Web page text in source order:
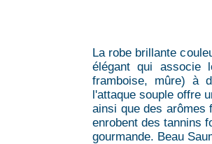
La robe brillante
élégant qui associe
framboise, mûre) à
l'attaque souple offre
ainsi que des arômes
enrobent des tannins
gourmande. Beau